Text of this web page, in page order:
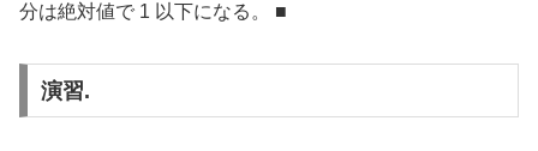
分は絶対値で 1 以下になる。 ■
演習.